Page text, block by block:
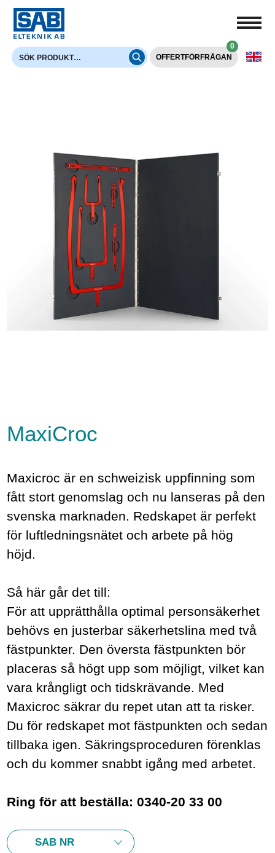
OFFERTFÖRFRÅGAN
0
MaxiCroc
Maxicroc är en schweizisk uppfinning som
fått stort genomslag och nu lanseras på den
svenska marknaden. Redskapet är perfekt
för luftledningsnätet och arbete på hög
höjd.
Så här går det till:
För att upprätthålla optimal personsäkerhet
behövs en justerbar säkerhetslina med två
fästpunkter. Den översta fästpunkten bör
placeras så högt upp som möjligt, vilket kan
vara krångligt och tidskrävande. Med
Maxicroc säkrar du repet utan att ta risker.
Du för redskapet mot fästpunkten och sedan
tillbaka igen. Säkringsproceduren förenklas
och du kommer snabbt igång med arbetet.
Ring för att beställa: 0340-20 33 00